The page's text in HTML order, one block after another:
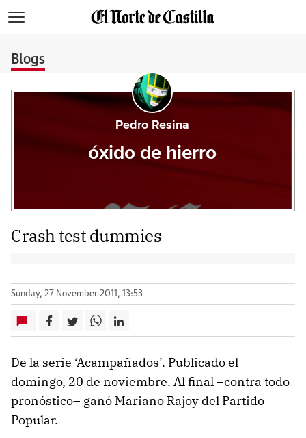
Blogs
Pedro Resina
óxido de hierro
Crash test dummies
Sunday, 27 November 2011, 13:53
De la serie ‘Acampañados’. Publicado el
domingo, 20 de noviembre. Al final –contra todo
pronóstico– ganó Mariano Rajoy del Partido
Popular.